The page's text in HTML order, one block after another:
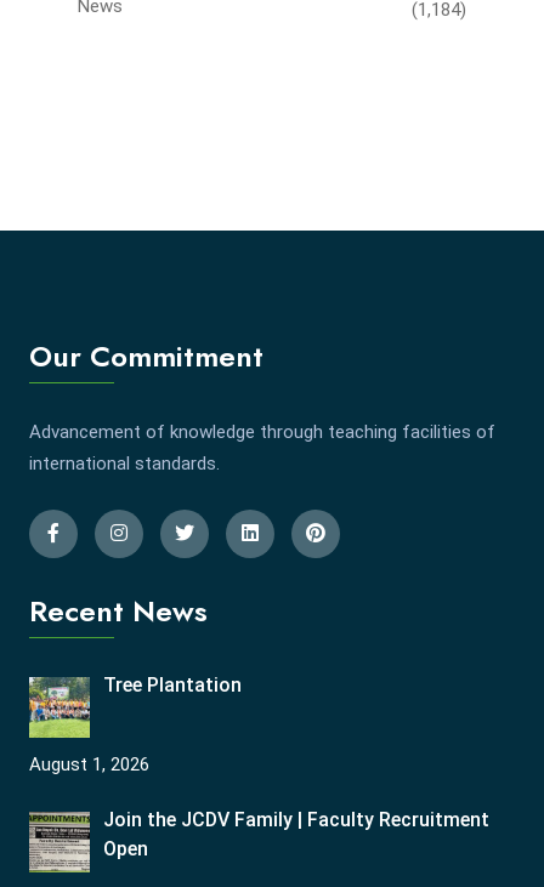
News (1,184)
Our Commitment
Advancement of knowledge through teaching facilities of
international standards.
Recent News
Tree Plantation
August 1, 2026
Join the JCDV Family | Faculty Recruitment
Open